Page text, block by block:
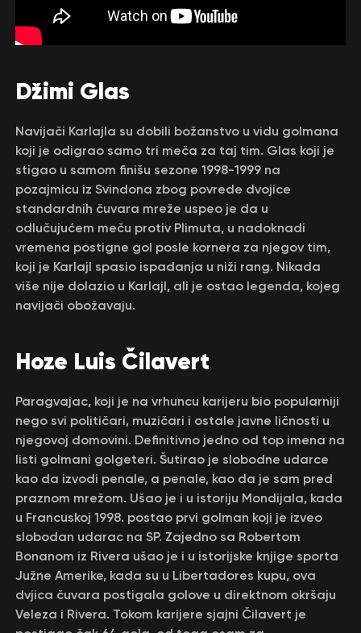
Džimi Glas
Navijači Karlajla su dobili božanstvo u vidu golmana
koji je odigrao samo tri meča za taj tim. Glas koji je
stigao u samom finišu sezone 1998-1999 na
pozajmicu iz Svindona zbog povrede dvojice
standardnih čuvara mreže uspeo je da u
odlučujućem meču protiv Plimuta, u nadoknadi
vremena postigne gol posle kornera za njegov tim,
koji je Karlajl spasio ispadanja u niži rang. Nikada
više nije dolazio u Karlajl, ali je ostao legenda, kojeg
navijači obožavaju.
Hoze Luis Čilavert
Paragvajac, koji je na vrhuncu karijeru bio popularniji
nego svi političari, muzičari i ostale javne ličnosti u
njegovoj domovini. Definitivno jedno od top imena na
listi golmani golgeteri. Šutirao je slobodne udarce
kao da izvodi penale, a penale, kao da je sam pred
praznom mrežom. Ušao je i u istoriju Mondijala, kada
u Francuskoj 1998. postao prvi golman koji je izveo
slobodan udarac na SP. Zajedno sa Robertom
Bonanom iz Rivera ušao je i u istorijske knjige sporta
Južne Amerike, kada su u Libertadores kupu, ova
dvjica čuvara postigala golove u direktnom okršaju
Veleza i Rivera. Tokom karijere sjajni Čilavert je